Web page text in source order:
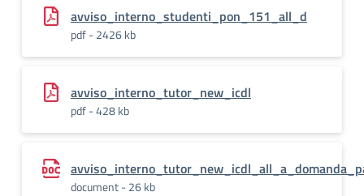
avviso_interno_studenti_pon_151_all_d
pdf - 2426 kb
avviso_interno_tutor_new_icdl
pdf - 428 kb
document - 26 kb